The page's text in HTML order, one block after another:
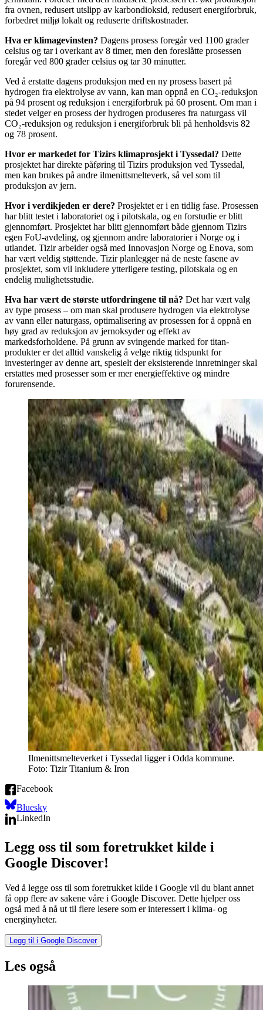
fra ovnen, redusert utslipp av karbondioksid, redusert energiforbruk,
forbedret miljø lokalt og reduserte driftskostnader.
Hva er klimagevinsten? Dagens prosess foregår ved 1100 grader
celsius og tar i overkant av 8 timer, men den foreslåtte prosessen
foregår ved 800 grader celsius og tar 30 minutter.
Ved å erstatte dagens produksjon med en ny prosess basert på
hydrogen fra elektrolyse av vann, kan man oppnå en CO₂-reduksjon
på 94 prosent og reduksjon i energiforbruk på 60 prosent. Om man i
stedet velger en prosess der hydrogen produseres fra naturgass vil
CO₂-reduksjon og reduksjon i energiforbruk bli på henholdsvis 82
og 78 prosent.
Hvor er markedet for Tizirs klimaprosjekt i Tyssedal? Dette
prosjektet har direkte påføring til Tizirs produksjon ved Tyssedal,
men kan brukes på andre ilmenittsmelteverk, så vel som til
produksjon av jern.
Hvor i verdikjeden er dere? Prosjektet er i en tidlig fase. Prosessen
har blitt testet i laboratoriet og i pilotskala, og en forstudie er blitt
gjennomført. Prosjektet har blitt gjennomført både gjennom Tizirs
egen FoU-avdeling, og gjennom andre laboratorier i Norge og i
utlandet. Tizir arbeider også med Innovasjon Norge og Enova, som
har vært veldig støttende. Tizir planlegger nå de neste fasene av
prosjektet, som vil inkludere ytterligere testing, pilotskala og en
endelig mulighetsstudie.
Hva har vært de største utfordringene til nå? Det har vært valg
av type prosess – om man skal produsere hydrogen via elektrolyse
av vann eller naturgass, optimalisering av prosessen for å oppnå en
høy grad av reduksjon av jernoksyder og effekt av
markedsforholdene. På grunn av svingende marked for titan-
produkter er det alltid vanskelig å velge riktig tidspunkt for
investeringer av denne art, spesielt der eksisterende innretninger skal
erstattes med prosesser som er mer energieffektive og mindre
forurensende.
Ilmenittsmelteverket i Tyssedal ligger i Odda kommune.
Foto: Tizir Titanium & Iron
Facebook
Bluesky
LinkedIn
Legg oss til som foretrukket kilde i
Google Discover!
Ved å legge oss til som foretrukket kilde i Google vil du blant annet
få opp flere av sakene våre i Google Discover. Dette hjelper oss
også med å nå ut til flere lesere som er interessert i klima- og
energinyheter.
Legg til i Google Discover
Les også